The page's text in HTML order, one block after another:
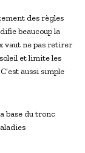
des règles
beaucoup la
vaut ne pas retirer
et limite les
aussi simple
base du tronc